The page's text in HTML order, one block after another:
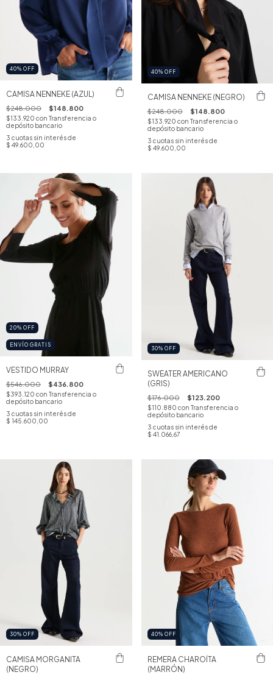
40% OFF
CAMISA NENNEKE (AZUL)
$248.000 $148.800
$133.920 con Transferencia o
depósito bancario
3 cuotas sin interés de
$ 49.600,00
40% OFF
CAMISA NENNEKE (NEGRO)
$248.000 $148.800
$133.920 con Transferencia o
depósito bancario
3 cuotas sin interés de
$ 49.600,00
20% OFF
ENVÍO GRATIS
VESTIDO MURRAY
$546.000 $436.800
$393.120 con Transferencia o
depósito bancario
3 cuotas sin interés de
$ 145.600,00
30% OFF
SWEATER AMERICANO
(GRIS)
$176.000 $123.200
$110.880 con Transferencia o
depósito bancario
3 cuotas sin interés de
$ 41.066,67
30% OFF
CAMISA MORGANITA
(NEGRO)
40% OFF
REMERA CHAROÍTA
(MARRÓN)